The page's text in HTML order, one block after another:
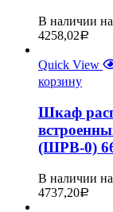
В наличии на
4258,02Р
Quick View
корзину
Шкаф
(ШРВ-0)
В наличии на
4737,20Р